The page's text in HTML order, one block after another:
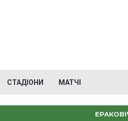
СТАДІОНИ МАТЧІ